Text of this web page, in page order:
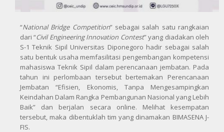
“National Bridge Competition” sebagai salah satu rangkaian
dari “Civil Engineering Innovation Contest” yang diadakan oleh
S-1 Teknik Sipil Universitas Diponegoro hadir sebagai salah
satu bentuk usaha memfasilitasi pengembangan kompetensi
mahasiswa Teknik Sipil dalam perencanaan jembatan. Pada
tahun ini perlombaan tersebut bertemakan Perencanaan
Jembatan “Efisien, Ekonomis, Tanpa Mengesampingkan
Keindahan Dalam Rangka Pembangunan Nasional yang Lebih
Baik” dan berjalan secara online. Melihat kesempatan
tersebut, maka dibentuklah tim yang dinamakan BIMASENA J-
FIS.